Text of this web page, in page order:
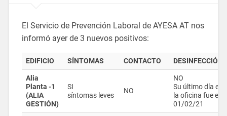
El Servicio de Prevención Laboral de AYESA AT nos
informó ayer de 3 nuevos positivos:
EDIFICIO SÍNTOMAS CONTACTO
DESINFECCIÓN
Alia
Planta -1
(ALIA
GESTIÓN)
SI
síntomas leves
NO
NO
Su último día en
la oficina fue el
01/02/21